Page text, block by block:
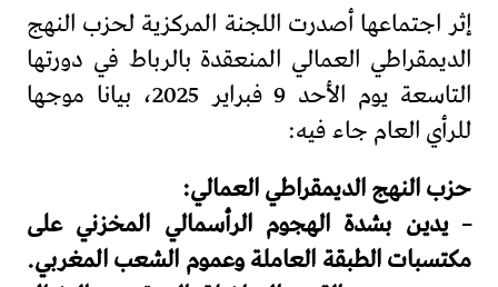
إثر اجتماعها أصدرت اللجنة المركزية لحزب النهج
الديمقراطي العمالي المنعقدة بالرباط في دورتها
التاسعة يوم الأحد 9 فبراير 2025، بيانا موجها
للرأي العام جاء فيه:
حزب النهج الديمقراطي العمالي:
– يدين بشدة الهجوم الرأسمالي المخزني على
مكتسبات الطبقة العاملة وعموم الشعب المغربي.